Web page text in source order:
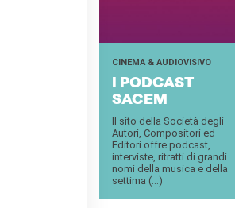
Café dell'innovazione
Dialoghi del Farnese
Farnèse à la page
Festa della musica
Incontro italo-francesi sul
mondo di domani
La Notte delle Idee
Operazioni artistiche
CINEMA & AUDIOVISIVO
I PO­D­CA­ST
SACEM
Il sito della Società degli
Autori, Compositori ed
Editori offre podcast,
interviste, ritratti di grandi
nomi della musica e della
settima (...)